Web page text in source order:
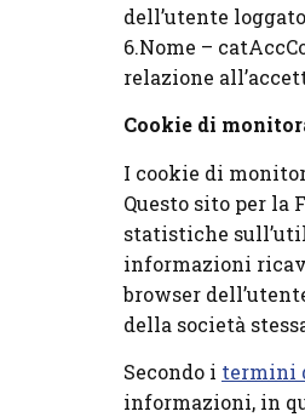
dell’utente
6.Nome –
relazione
Cookie di
I cookie di
Questo sito per la
statistiche
informazioni
browser
della società
Secondo i termini
informazioni, in